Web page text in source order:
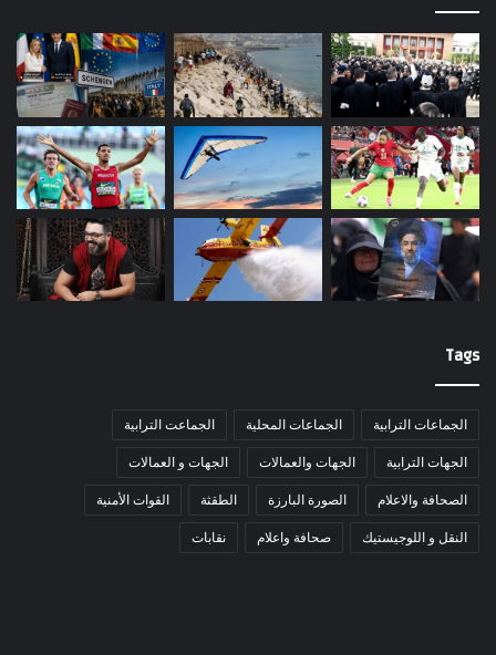
Tags
الجماعات الترابية الجماعات المحلية الجماعت الترابية
الجهات الترابية الجهات والعمالات الجهات و العمالات
الصحافة والاعلام الصورة البارزة الطقثة القوات الأمنية
النقل و اللوجيستيك صحافة واعلام نقابات